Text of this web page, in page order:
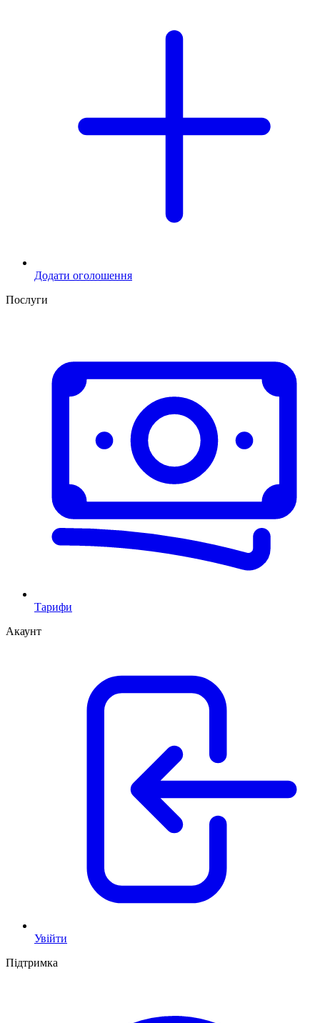
Додати оголошення
Послуги
Тарифи
Акаунт
Увійти
Підтримка